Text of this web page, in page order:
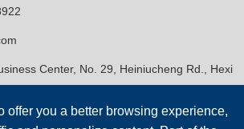
Center, No. 29, Heiniucheng Rd., Hexi
offer you a better browsing experience,